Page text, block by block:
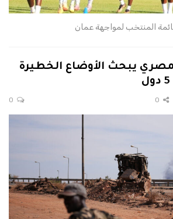
المنتخب لمواجهة عمان
يبحث الأوضاع الخطيرة